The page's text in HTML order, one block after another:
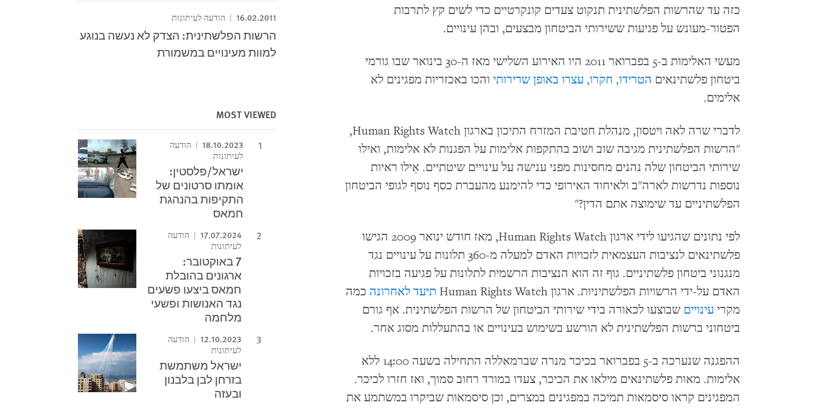
כזה עד שהרשות הפלשתינית תנקוט צעדים קונקרטיים כדי לשים קץ לתרבות
הפטור-מעונש על פגיעות ששירותי הביטחון מבצעים, ובהן עינויים.
מעשי האלימות ב-5 בפברואר 2011 היו האירוע השלישי מאז ה-30 בינואר שבו גורמי
ביטחון פלשתינאים הטרידו, חקרו, עצרו באופן שרירותי והכו באכזריות מפגינים לא
אלימים.
לדברי שרה לאה ויטסון, מנהלת חטיבת המזרח התיכון בארגון Human Rights Watch,
"הרשות הפלשתינית מגיבה שוב ושוב בהתקפות אלימות על הפגנות לא אלימות, ואילו
שירותי הביטחון שלה נהנים מחסינות מפני ענישה על עינויים שיטתיים. אֵילו ראיות
נוספות נדרשות לארה"ב ולאיחוד האירופי כדי להימנע מהעברת כסף נוסף לגופי הביטחון
הפלשתיניים עד שימוצה אתם הדין?"
לפי נתונים שהגיעו לידי ארגון Human Rights Watch, מאז חודש ינואר 2009 הגישו
פלשתינאים לנציבות העצמאית לזכויות האדם למעלה מ-360 תלונות על עינויים נגד
מנגנוני ביטחון פלשתיניים. גוף זה הוא הנציבות הרשמית לתלונות על פגיעה בזכויות
האדם על-ידי הרשויות הפלשתיניות. ארגון Human Rights Watch
תיעד לאחרונה כמה
מקרי עינויים שבוצעו לכאורה בידי שירותי הביטחון של הרשות הפלשתינית. אף גורם
ביטחוני ברשות הפלשתינית לא הורשע בשימוש בעינויים או בהתעללות מסוג אחר.
ההפגנה שנערכה ב-5 בפברואר בכיכר מנרה שברמאללה התחילה בשעה 14:00 ללא
אלימות. מאות פלשתינאים מילאו את הכיכר, צעדו במורד רחוב סמוך, ואז חזרו לכיכר.
המפגינים קראו סיסמאות תמיכה במפגינים במצרים, וכן סיסמאות שביקרו במשתמע את
16.02.2011 הודעה לעיתונות
הרשות הפלשתינית: הצדק לא נעשה בנוגע
למוות מעינויים במשמורת
MOST VIEWED
18.10.2023
הודעה
לעיתונות
ישראל/פלסטין:
אומתו סרטונים של
התקיפות בהנהגת
חמאס
17.07.2024
הודעה
לעיתונות
7 באוקטובר:
ארגונים בהובלת
חמאס ביצעו פשעים
נגד האנושות ופשעי
מלחמה
12.10.2023
הודעה
לעיתונות
ישראל משתמשת
בזרחן לבן בלבנון
ובעזה